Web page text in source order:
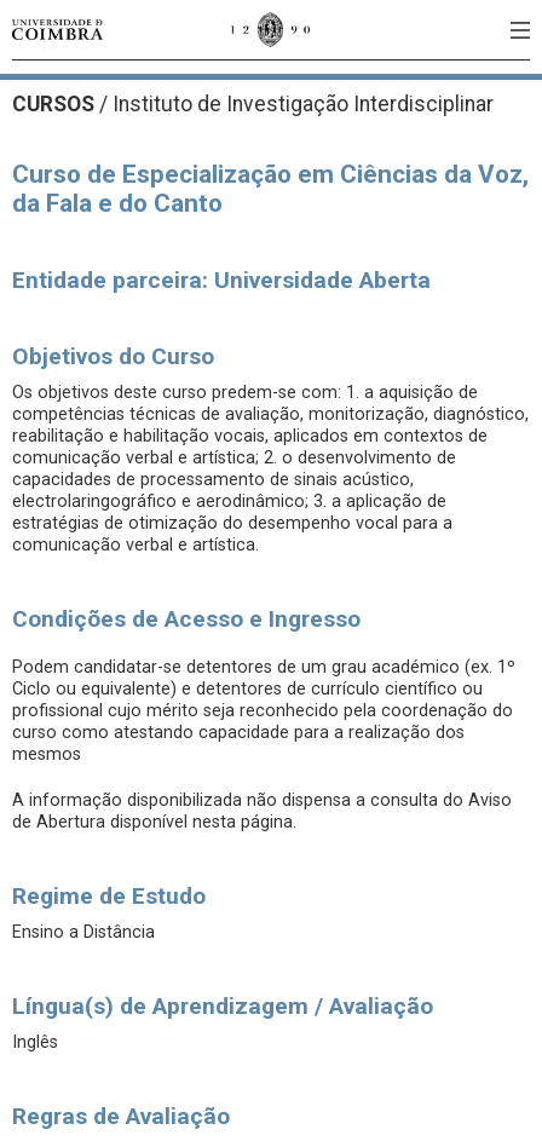
CURSOS / Instituto de Investigação Interdisciplinar
Curso de Especialização em Ciências da Voz,
da Fala e do Canto
Entidade parceira: Universidade Aberta
Objetivos do Curso
Os objetivos deste curso predem-se com: 1. a aquisição de
competências técnicas de avaliação, monitorização, diagnóstico,
reabilitação e habilitação vocais, aplicados em contextos de
comunicação verbal e artística; 2. o desenvolvimento de
capacidades de processamento de sinais acústico,
electrolaringográfico e aerodinâmico; 3. a aplicação de
estratégias de otimização do desempenho vocal para a
comunicação verbal e artística.
Condições de Acesso e Ingresso
Podem candidatar-se detentores de um grau académico (ex. 1º
Ciclo ou equivalente) e detentores de currículo científico ou
profissional cujo mérito seja reconhecido pela coordenação do
curso como atestando capacidade para a realização dos
mesmos
A informação disponibilizada não dispensa a consulta do Aviso
de Abertura disponível nesta página.
Regime de Estudo
Ensino a Distância
Língua(s) de Aprendizagem / Avaliação
Inglês
Regras de Avaliação